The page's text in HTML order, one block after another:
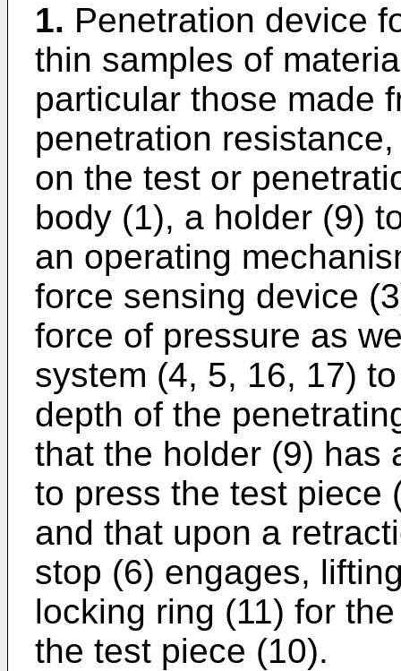
1. Penetration device
thin samples of
particular those made
penetration
on the test or
body (1), a holder (9)
an operating
force sensing device
force of pressure as
system (4, 5, 16, 17)
depth of the
that the holder (9) has
to press the test piece
and that upon a
stop (6) engages,
locking ring (11) for
the test piece (10).